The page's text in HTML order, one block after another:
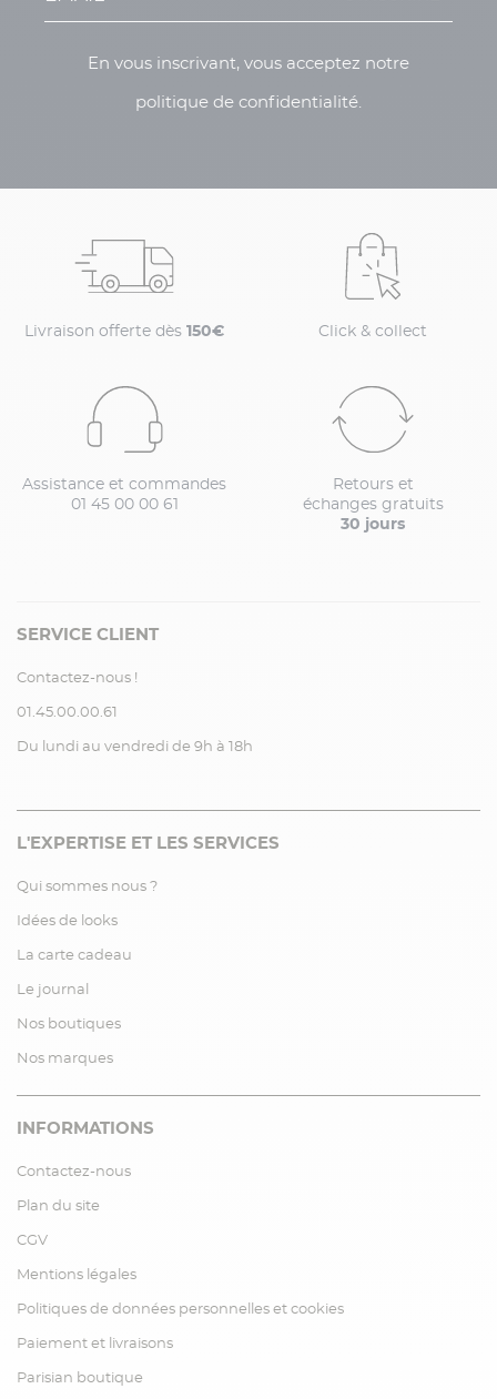
En vous inscrivant, vous acceptez notre
politique de confidentialité.
Livraison offerte dès 150€ Click & collect
Assistance et commandes
01 45 00 00 61
Retours et
échanges gratuits
30 jours
SERVICE CLIENT
Contactez-nous !
01.45.00.00.61
Du lundi au vendredi de 9h à 18h
L'EXPERTISE ET LES SERVICES
Qui sommes nous ?
Idées de looks
La carte cadeau
Le journal
Nos boutiques
Nos marques
INFORMATIONS
Contactez-nous
Plan du site
CGV
Mentions légales
Politiques de données personnelles et cookies
Paiement et livraisons
Parisian boutique